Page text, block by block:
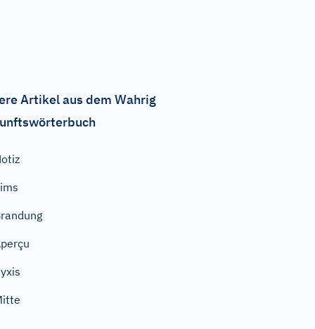
Artikel aus dem Wahrig